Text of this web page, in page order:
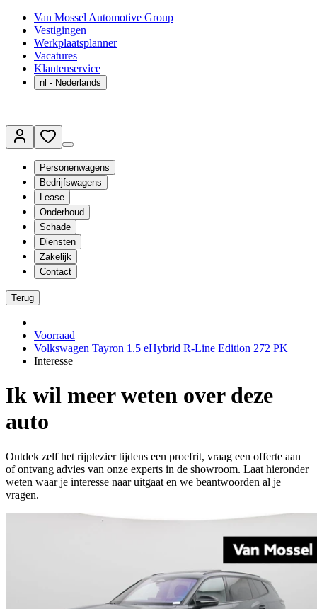
Van Mossel Automotive Group
Vestigingen
Werkplaatsplanner
Vacatures
Klantenservice
nl - Nederlands
Personenwagens
Bedrijfswagens
Lease
Onderhoud
Schade
Diensten
Zakelijk
Contact
Terug
Voorraad
Volkswagen Tayron 1.5 eHybrid R-Line Edition 272 PK|
Interesse
Ik wil meer weten over deze
auto
Ontdek zelf het rijplezier tijdens een proefrit, vraag een offerte aan
of ontvang advies van onze experts in de showroom. Laat hieronder
weten waar je interesse naar uitgaat en we beantwoorden al je
vragen.